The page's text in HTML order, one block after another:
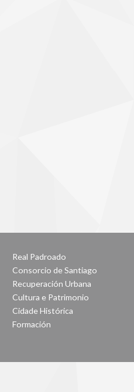
Real Padroado
Consorcio de Santiago
Recuperación Urbana
Cultura e Patrimonio
Cidade Histórica
Formación